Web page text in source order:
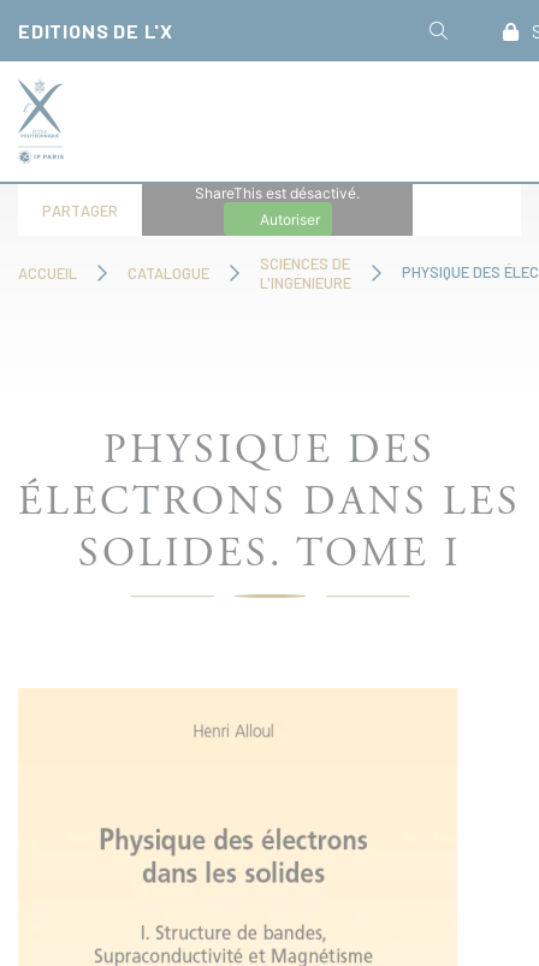
EDITIONS DE L'X
ACCUEIL CATALOGUE
SCIENCES DE
L'INGÉNIEURE
PARTAGER
ShareThis est désactivé.
Autoriser
PHYSIQUE DES
ÉLECTRONS DANS LES
SOLIDES. TOME I